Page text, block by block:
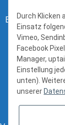
Bezahlung:
Durch Klicken
Einsatz
Vimeo,
Facebook
Manager,
Einstellung
unten).
unserer